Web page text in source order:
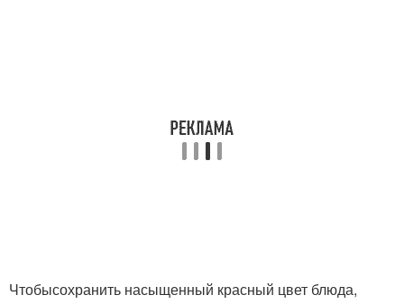
Чтобысохранить насыщенный красный цвет блюда,